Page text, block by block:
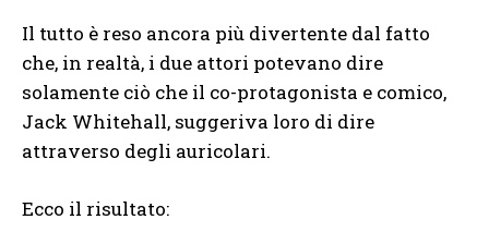
Il tutto è reso ancora più divertente dal fatto
che, in realtà, i due attori potevano dire
solamente ciò che il co-protagonista e comico,
Jack Whitehall, suggeriva loro di dire
attraverso degli auricolari.
Ecco il risultato: